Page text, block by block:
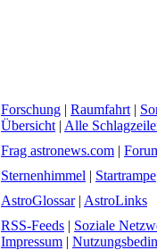
Forschung | Raumfahrt |
Übersicht | Alle
Frag astronews.com |
Sternenhimmel | Startrampe
AstroGlossar| AstroLinks
RSS-Feeds | Soziale
Impressum |